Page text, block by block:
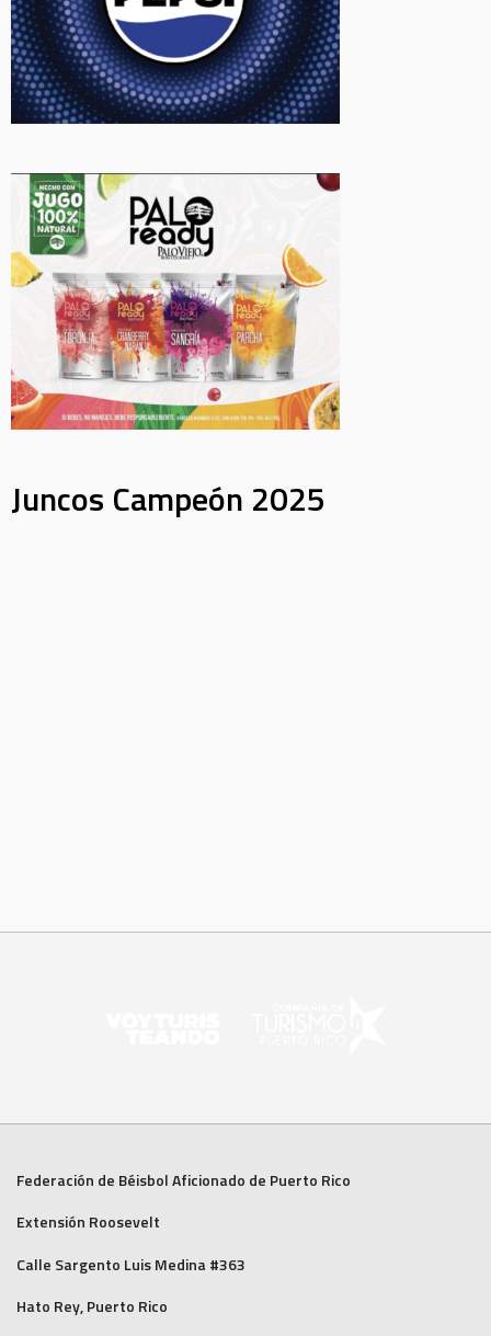
Juncos Campeón 2025
Federación de Béisbol Aficionado de Puerto Rico
Extensión Roosevelt
Calle Sargento Luis Medina #363
Hato Rey, Puerto Rico